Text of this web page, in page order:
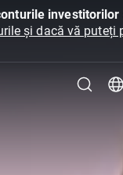
și dacă vă